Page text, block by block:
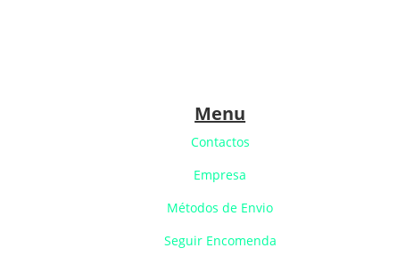
Menu
Contactos
Empresa
Métodos de Envio
Seguir Encomenda